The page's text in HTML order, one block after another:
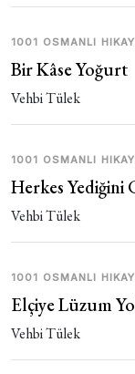
1001 OSMANLI
Bir Kâse Yoğurt
Vehbi Tülek
1001 OSMANLI
Herkes Yediğini
Vehbi Tülek
1001 OSMANLI
Elçiye Lüzum
Vehbi Tülek